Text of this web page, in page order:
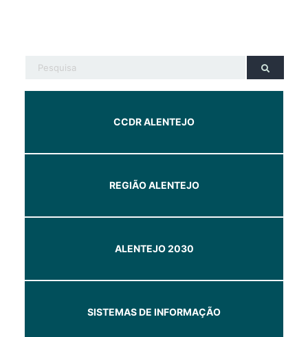
CCDR ALENTEJO
REGIÃO ALENTEJO
ALENTEJO 2030
SISTEMAS DE INFORMAÇÃO